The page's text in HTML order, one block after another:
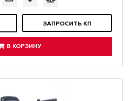
ЗАПРОСИТЬ КП
В КОРЗИНУ